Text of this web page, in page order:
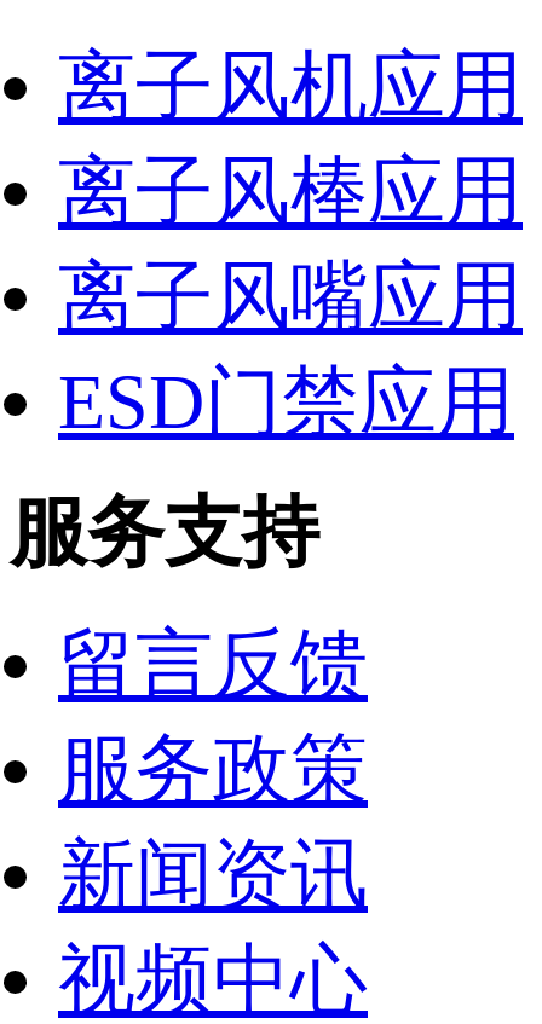
离子风机应用
离子风棒应用
离子风嘴应用
ESD门禁应用
服务支持
留言反馈
服务政策
新闻资讯
视频中心